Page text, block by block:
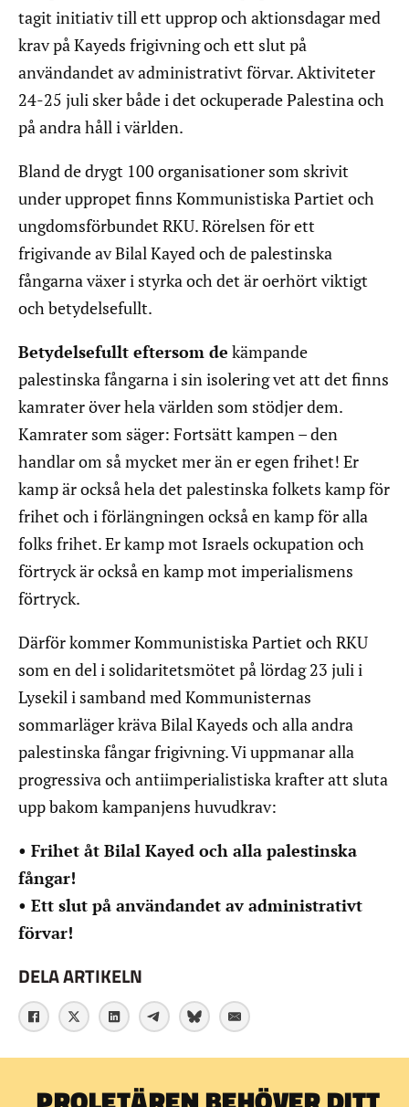
tagit initiativ till ett upprop och aktionsdagar med
krav på Kayeds frigivning och ett slut på
användandet av administrativt förvar. Aktiviteter
24-25 juli sker både i det ockuperade Palestina och
på andra håll i världen.
Bland de drygt 100 organisationer som skrivit
under uppropet finns Kommunistiska Partiet och
ungdomsförbundet RKU. Rörelsen för ett
frigivande av Bilal Kayed och de palestinska
fångarna växer i styrka och det är oerhört viktigt
och betydelsefullt.
Betydelsefullt eftersom de kämpande
palestinska fångarna i sin isolering vet att det finns
kamrater över hela världen som stödjer dem.
Kamrater som säger: Fortsätt kampen – den
handlar om så mycket mer än er egen frihet! Er
kamp är också hela det palestinska folkets kamp för
frihet och i förlängningen också en kamp för alla
folks frihet. Er kamp mot Israels ockupation och
förtryck är också en kamp mot imperialismens
förtryck.
Därför kommer Kommunistiska Partiet och RKU
som en del i solidaritetsmötet på lördag 23 juli i
Lysekil i samband med Kommunisternas
sommarläger kräva Bilal Kayeds och alla andra
palestinska fångar frigivning. Vi uppmanar alla
progressiva och antiimperialistiska krafter att sluta
upp bakom kampanjens huvudkrav:
• Frihet åt Bilal Kayed och alla palestinska
fångar!
• Ett slut på användandet av administrativt
förvar!
DELA ARTIKELN